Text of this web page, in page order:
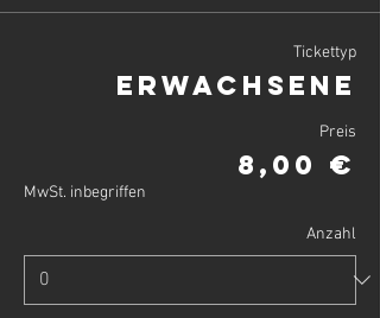
Tickettyp
Erwachsene
Preis
8,00 €
MwSt. inbegriffen
Anzahl